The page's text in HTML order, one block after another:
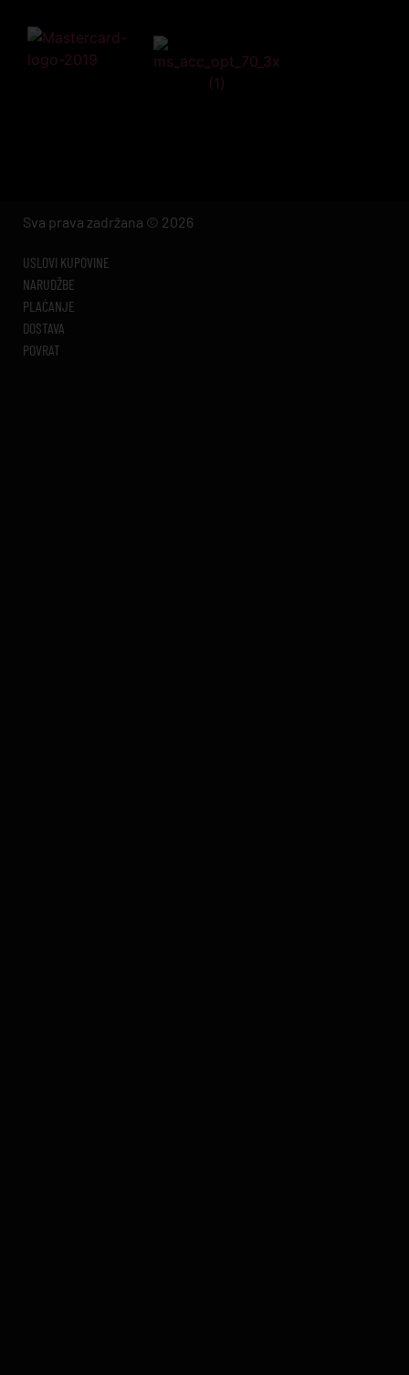
Sva prava zadržana © 2026
USLOVI KUPOVINE
NARUDŽBE
PLAĆANJE
DOSTAVA
POVRAT